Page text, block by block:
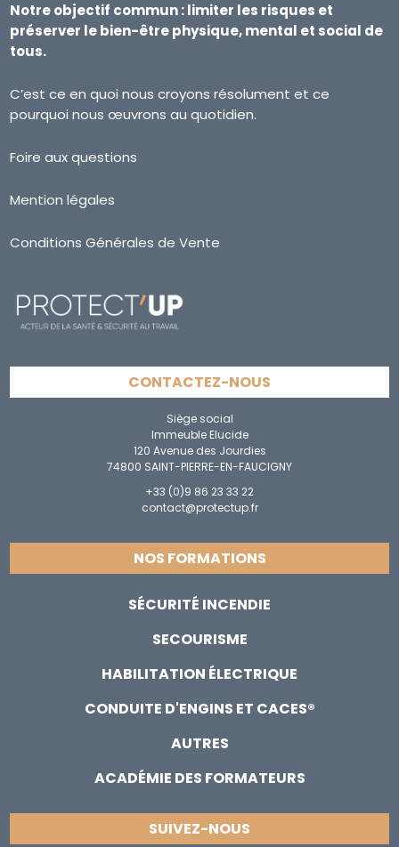
Notre objectif commun : limiter les risques et
préserver le bien-être physique, mental et social de
tous.
C’est ce en quoi nous croyons résolument et ce
pourquoi nous œuvrons au quotidien.
Foire aux questions
Mention légales
Conditions Générales de Vente
CONTACTEZ-NOUS
Siège social
Immeuble Elucide
120 Avenue des Jourdies
74800 SAINT-PIERRE-EN-FAUCIGNY
+33 (0)9 86 23 33 22
contact@protectup.fr
NOS FORMATIONS
SÉCURITÉ INCENDIE
SECOURISME
HABILITATION ÉLECTRIQUE
CONDUITE D'ENGINS ET CACES®
AUTRES
ACADÉMIE DES FORMATEURS
SUIVEZ-NOUS